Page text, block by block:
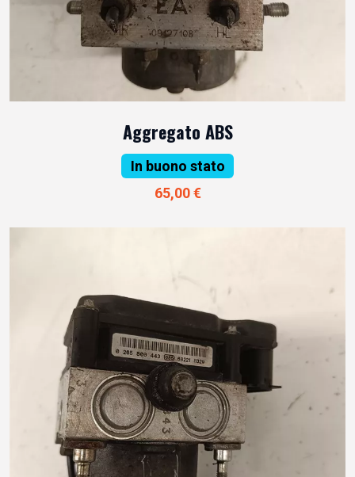
Aggregato ABS
In buono stato
65,00 €